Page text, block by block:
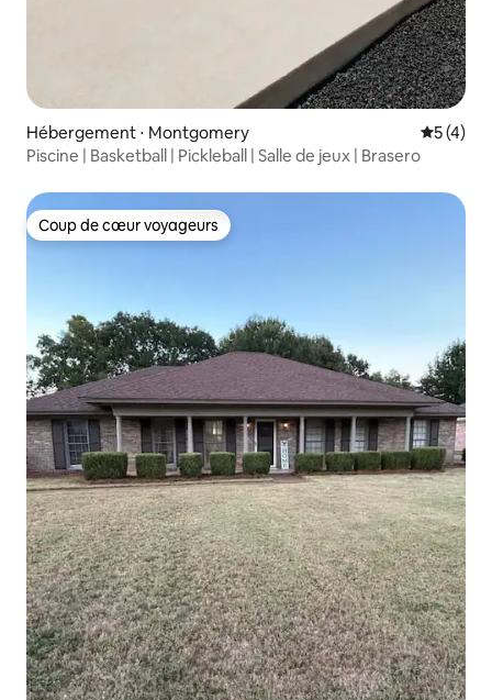
Hébergement ⋅ Montgomery
5 (4)
Piscine | Basketball | Pickleball | Salle de jeux | Brasero
Coup de cœur voyageurs
Coup de cœur voyageurs